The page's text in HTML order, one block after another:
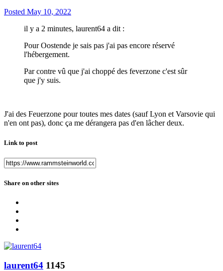
Posted May 10, 2022
il y a 2 minutes, laurent64 a dit :
Pour Oostende je sais pas j'ai pas encore réservé
l'hébergement.
Par contre vû que j'ai choppé des feverzone c'est sûr
que j'y suis.
J'ai des Feuerzone pour toutes mes dates (sauf Lyon et Varsovie qui
n'en ont pas), donc ça me dérangera pas d'en lâcher deux.
Link to post
Share on other sites
laurent64 1145